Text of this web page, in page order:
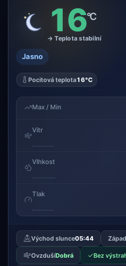
16°C
→ Teplota stabilní
Jasno
Pocitová teplota16°C
Max / Min
Vítr
Vlhkost
Tlak
Východ slunce05:44
OvzdušíDobrá ✓Bez